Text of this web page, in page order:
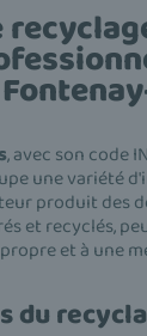
, avec son code
une variété
produit des
et recyclés,
et à une
du